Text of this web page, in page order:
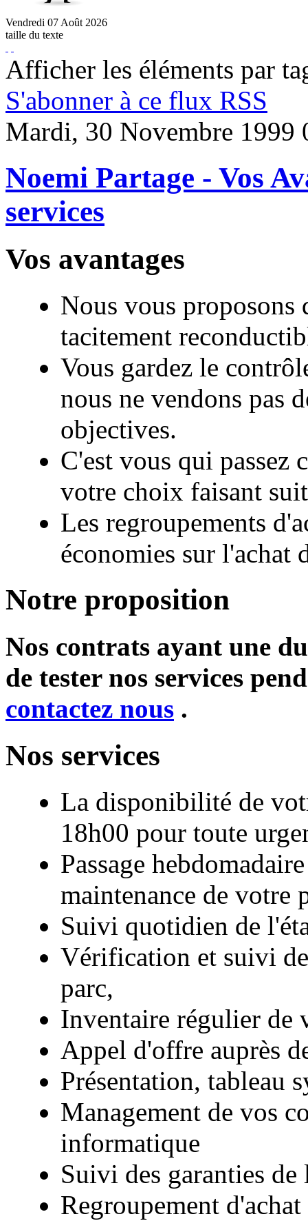
Vendredi 07 Août 2026
taille du texte
Afficher les éléments par
S'abonner à ce flux RSS
Mardi, 30 Novembre 1999
Noemi Partage - Vos
services
Vos avantages
Nous vous proposons
tacitement
Vous gardez le
nous ne vendons pas
objectives.
C'est vous qui passez
votre choix faisant
Les regroupements
économies sur l'achat
Notre proposition
Nos contrats ayant une
de tester nos services
contactez nous .
Nos services
La disponibilité de
18h00 pour toute
Passage
maintenance de votre
Suivi quotidien de
Vérification et suivi
parc,
Inventaire régulier de
Appel d'offre auprès
Présentation, tableau
Management de vos
informatique
Suivi des garanties
Regroupement